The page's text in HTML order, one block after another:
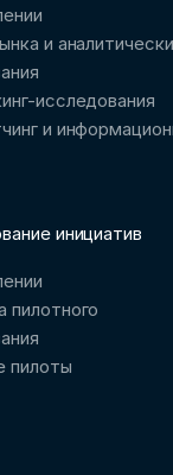
и
исследования
и
инициатив
пилотного
пилоты